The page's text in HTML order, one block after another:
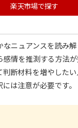
楽天市場で探す
なニュアンスを読み
感情を推測する方法
判断材料を増やした
は注意が必要です。